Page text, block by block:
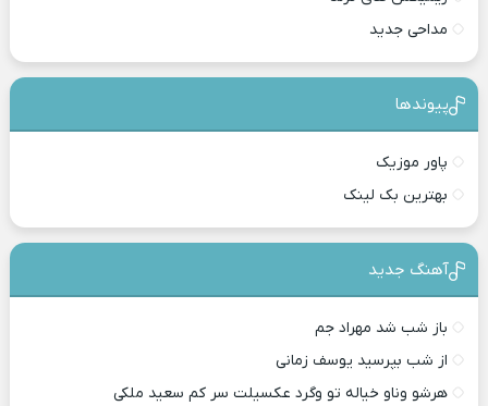
مداحی جدید
پیوندها
پاور موزیک
بهترین بک لینک
آهنگ جدید
باز شب شد مهراد جم
از شب بپرسید یوسف زمانی
هرشو وناو خیاله تو وگرد عکسیلت سر کم سعید ملکی